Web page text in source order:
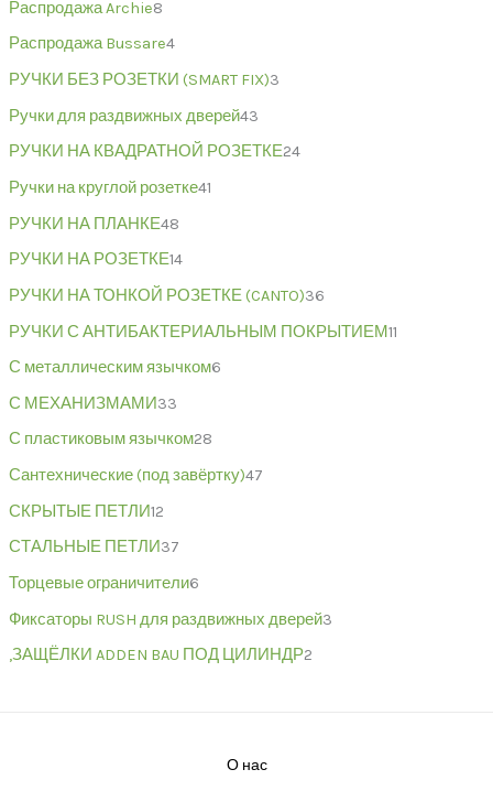
Распродажа Archie8
Распродажа Bussare4
РУЧКИ БЕЗ РОЗЕТКИ (SMART FIX)3
Ручки для раздвижных дверей43
РУЧКИ НА КВАДРАТНОЙ РОЗЕТКЕ24
Ручки на круглой розетке41
РУЧКИ НА ПЛАНКЕ48
РУЧКИ НА РОЗЕТКЕ14
РУЧКИ НА ТОНКОЙ РОЗЕТКЕ (CANTO)36
РУЧКИ С АНТИБАКТЕРИАЛЬНЫМ ПОКРЫТИЕМ11
С металлическим язычком6
С МЕХАНИЗМАМИ33
С пластиковым язычком28
Сантехнические (под завёртку)47
СКРЫТЫЕ ПЕТЛИ12
СТАЛЬНЫЕ ПЕТЛИ37
Торцевые ограничители6
Фиксаторы RUSH для раздвижных дверей3
,ЗАЩЁЛКИ ADDEN BAU ПОД ЦИЛИНДР2
О нас